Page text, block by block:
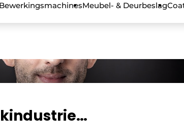
BewerkingsmachinesMeubel- & Deurbeslag